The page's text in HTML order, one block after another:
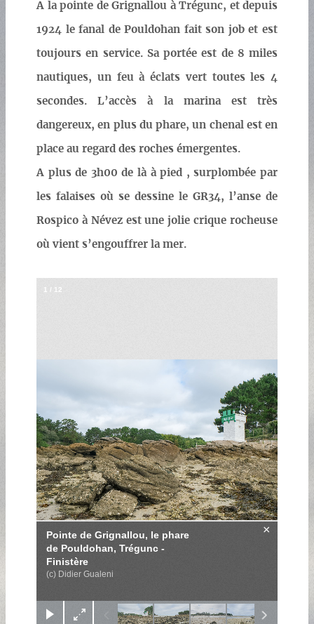
A la pointe de Grignallou à Trégunc, et depuis
1924 le fanal de Pouldohan fait son job et est
toujours en service. Sa portée est de 8 miles
nautiques, un feu à éclats vert toutes les 4
secondes. L’accès à la marina est très
dangereux, en plus du phare, un chenal est en
place au regard des roches émergentes.
A plus de 3h00 de là à pied , surplombée par
les falaises où se dessine le GR34, l’anse de
Rospico à Névez est une jolie crique rocheuse
où vient s’engouffrer la mer.
Pointe de Grignallou, le phare
de Pouldohan, Trégunc -
Finistère
(c) Didier Gualeni
×
1 / 12